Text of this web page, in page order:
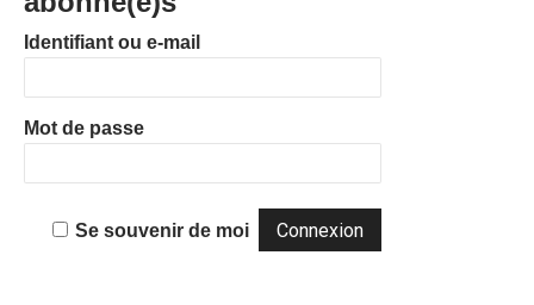
Identifiant ou e-mail
Mot de passe
Se souvenir de moi